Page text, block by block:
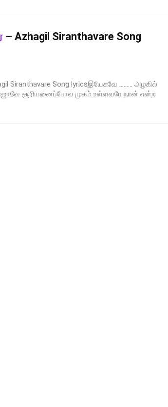
– Azhagil Siranthavare Song
Siranthavare Song lyricsஇயேசுவே ......... அழகில்
சூரியனைப்போல முகம் உள்ளவரே நான் என்ற